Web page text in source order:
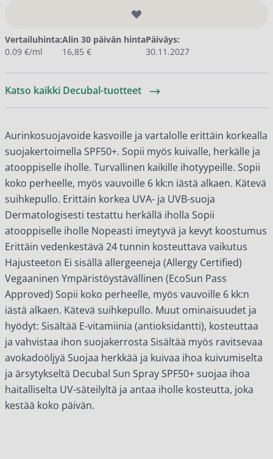
Vertailuhinta:
0.09 €/ml
Alin 30 päivän hinta
16,85 €
Päiväys:
30.11.2027
Katso kaikki Decubal-tuotteet
Aurinkosuojavoide kasvoille ja vartalolle erittäin korkealla
suojakertoimella SPF50+. Sopii myös kuivalle, herkälle ja
atooppiselle iholle. Turvallinen kaikille ihotyypeille. Sopii
koko perheelle, myös vauvoille 6 kk:n iästä alkaen. Kätevä
suihkepullo. Erittäin korkea UVA- ja UVB-suoja
Dermatologisesti testattu herkällä iholla Sopii
atooppiselle iholle Nopeasti imeytyvä ja kevyt koostumus
Erittäin vedenkestävä 24 tunnin kosteuttava vaikutus
Hajusteeton Ei sisällä allergeeneja (Allergy Certified)
Vegaaninen Ympäristöystävällinen (EcoSun Pass
Approved) Sopii koko perheelle, myös vauvoille 6 kk:n
iästä alkaen. Kätevä suihkepullo. Muut ominaisuudet ja
hyödyt: Sisältää E-vitamiinia (antioksidantti), kosteuttaa
ja vahvistaa ihon suojakerrosta Sisältää myös ravitsevaa
avokadoöljyä Suojaa herkkää ja kuivaa ihoa kuivumiselta
ja ärsytykseltä Decubal Sun Spray SPF50+ suojaa ihoa
haitalliselta UV-säteilyltä ja antaa iholle kosteutta, joka
kestää koko päivän.